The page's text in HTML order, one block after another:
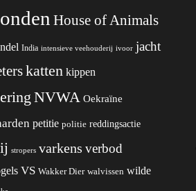
House of Animals
India intensieve veehouderij ivoor jacht
katten kippen
NVWA Oekraïne
petitie politie reddingsactie
stropers varkens verbod
VS Wakker Dier walvissen wilde